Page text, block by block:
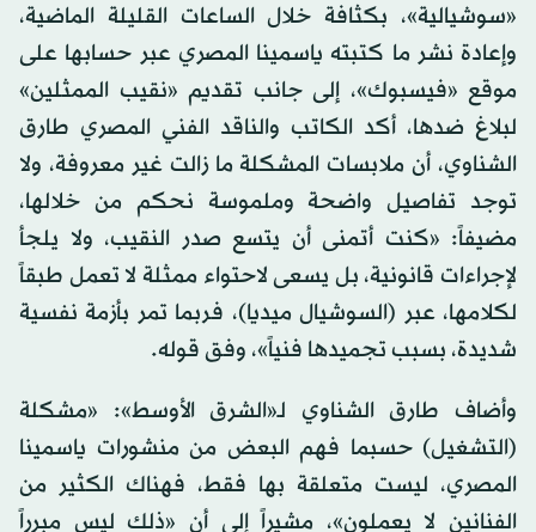
«سوشيالية»، بكثافة خلال الساعات القليلة الماضية،
وإعادة نشر ما كتبته ياسمينا المصري عبر حسابها على
موقع «فيسبوك»، إلى جانب تقديم «نقيب الممثلين»
لبلاغ ضدها، أكد الكاتب والناقد الفني المصري طارق
الشناوي، أن ملابسات المشكلة ما زالت غير معروفة، ولا
توجد تفاصيل واضحة وملموسة نحكم من خلالها،
مضيفاً: «كنت أتمنى أن يتسع صدر النقيب، ولا يلجأ
لإجراءات قانونية، بل يسعى لاحتواء ممثلة لا تعمل طبقاً
لكلامها، عبر (السوشيال ميديا)، فربما تمر بأزمة نفسية
شديدة، بسبب تجميدها فنياً»، وفق قوله.
وأضاف طارق الشناوي لـ«الشرق الأوسط»: «مشكلة
(التشغيل) حسبما فهم البعض من منشورات ياسمينا
المصري، ليست متعلقة بها فقط، فهناك الكثير من
الفنانين لا يعملون»، مشيراً إلى أن «ذلك ليس مبرراً